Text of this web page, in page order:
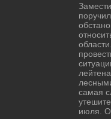
самая
июля.